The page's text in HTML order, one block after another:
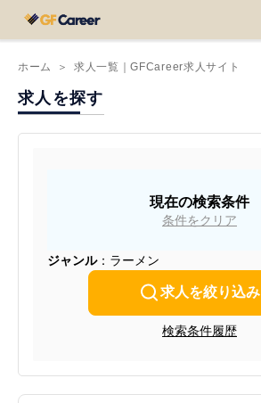
ホーム ＞ 求人一覧｜GFCareer求人サイト
求人を探す
現在の検索条件
条件をクリア
ジャンル：ラーメン
求人を絞り込み
検索条件履歴